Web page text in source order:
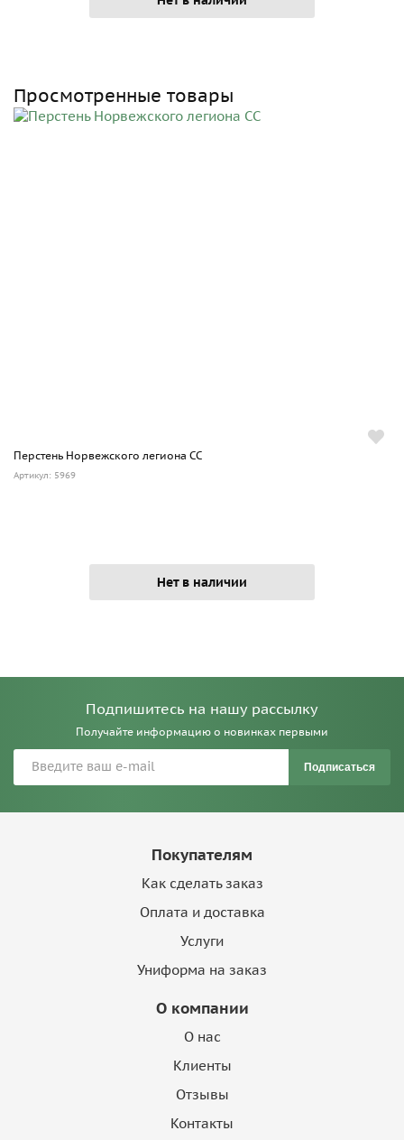
Просмотренные товары
Перстень Норвежского легиона СС
Артикул: 5969
Нет в наличии
Подпишитесь на нашу рассылку
Получайте информацию о новинках первыми
Подписаться
Покупателям
Как сделать заказ
Оплата и доставка
Услуги
Униформа на заказ
О компании
О нас
Клиенты
Отзывы
Контакты